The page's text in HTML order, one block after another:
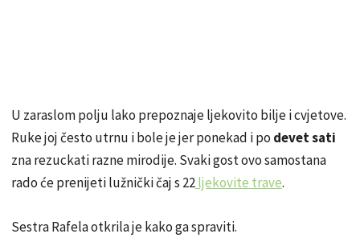
U zaraslom polju lako prepoznaje ljekovito bilje i cvjetove.
Ruke joj često utrnu i bole je jer ponekad i po devet sati
zna rezuckati razne mirodije. Svaki gost ovo samostana
rado će prenijeti lužnički čaj s 22ljekovite trave.
Sestra Rafela otkrila je kako ga spraviti.